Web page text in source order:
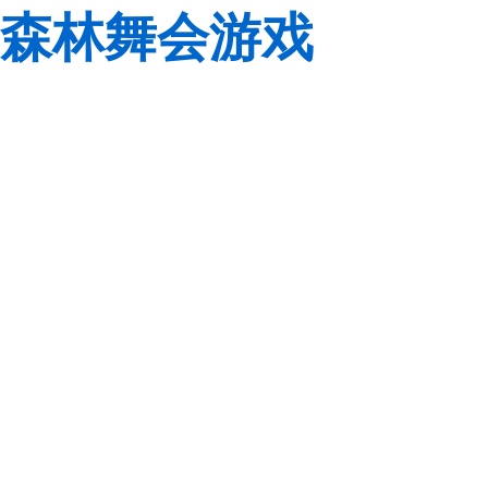
森林舞会游戏